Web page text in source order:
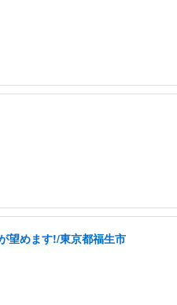
望めます!/東京都福生市